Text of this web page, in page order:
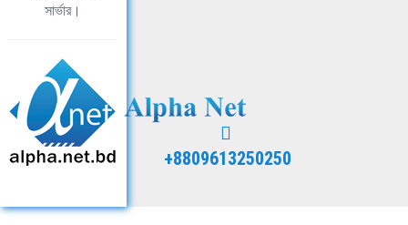
সার্ভার।
+8809613250250